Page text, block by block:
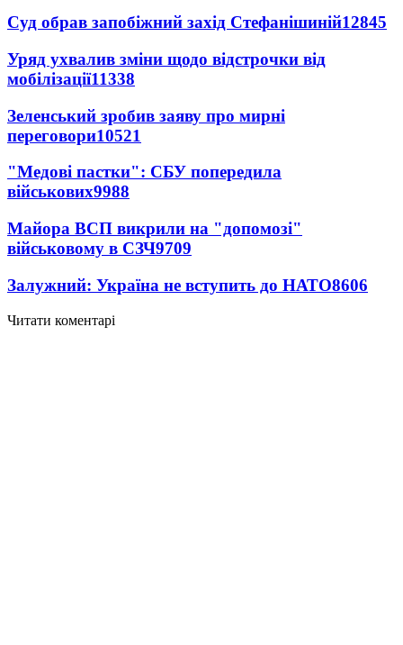
Суд обрав запобіжний захід Стефанішиній12845
Уряд ухвалив зміни щодо відстрочки від
мобілізації11338
Зеленський зробив заяву про мирні
переговори10521
"Медові пастки": СБУ попередила
військових9988
Майора ВСП викрили на "допомозі"
військовому в СЗЧ9709
Залужний: Україна не вступить до НАТО8606
Читати коментарі